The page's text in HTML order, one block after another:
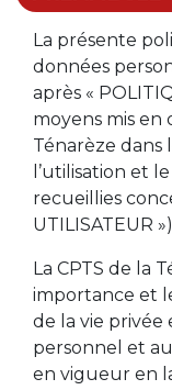
La présente
données
après «
moyens mis en
Ténarèze dans
l’utilisation et
recueillies
UTILISATEUR
La CPTS de la
importance et
de la vie privée
personnel et
en vigueur en